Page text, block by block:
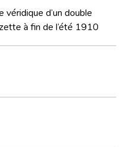
d’un double
à fin de l’été 1910